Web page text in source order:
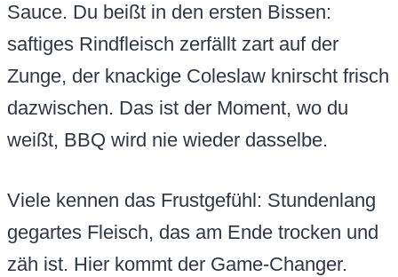
Sauce. Du beißt in den ersten Bissen:
saftiges Rindfleisch zerfällt zart auf der
Zunge, der knackige Coleslaw knirscht frisch
dazwischen. Das ist der Moment, wo du
weißt, BBQ wird nie wieder dasselbe.
Viele kennen das Frustgefühl: Stundenlang
gegartes Fleisch, das am Ende trocken und
zäh ist. Hier kommt der Game-Changer.